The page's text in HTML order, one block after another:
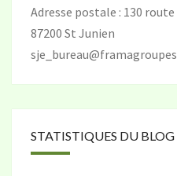
Adresse postale : 130 route
87200 St Junien
STATISTIQUES DU BLOG